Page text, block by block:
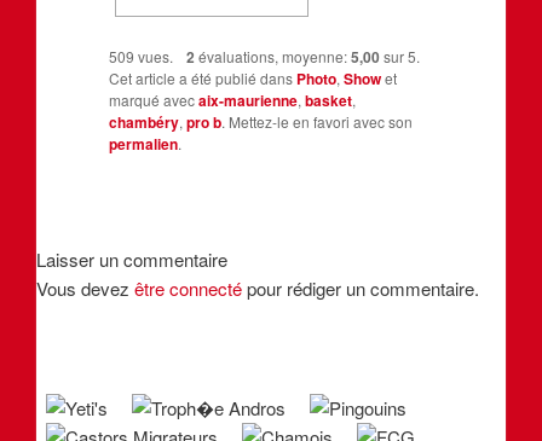
509 vues. 2 évaluations, moyenne:5,00sur 5.
Cet article a été publié dans Photo,Showet
marqué avecaix-maurienne,basket,
chambéry,pro b. Mettez-le en favori avec son
permalien.
Laisser un commentaire
Vous devez être connectépour rédiger un commentaire.